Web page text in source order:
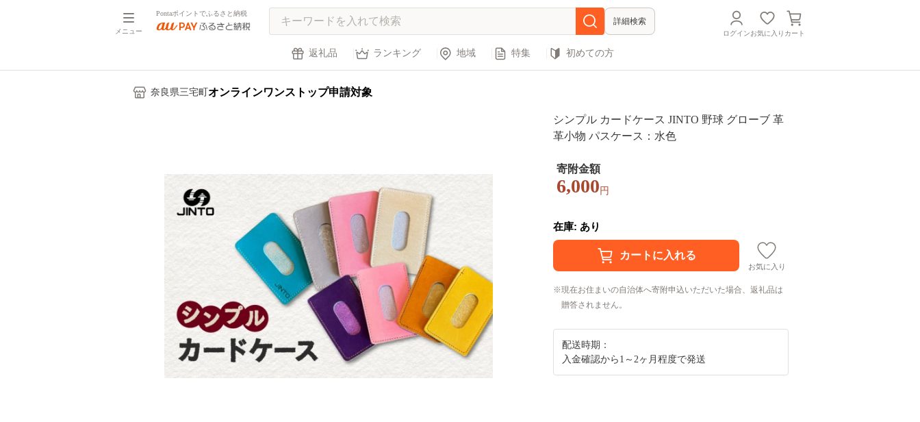
メニュー
Pontaポイントでふるさと納税
詳細検索
ログインお気に入り カート
返礼品 ランキング 地域 特集 初めての方
奈良県三宅町 オンラインワンストップ申請対象
シンプル カードケース JINTO 野球 グローブ 革
革小物 パスケース：水色
寄附金額
6,000 円
在庫: あり
お気に入り
現在お住まいの自治体へ寄附申込いただいた場合、返礼品は
贈答されません。
配送時期：
入金確認から1～2ヶ月程度で発送